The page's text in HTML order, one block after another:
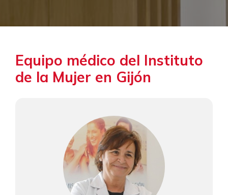
Equipo médico del Instituto
de la Mujer en Gijón